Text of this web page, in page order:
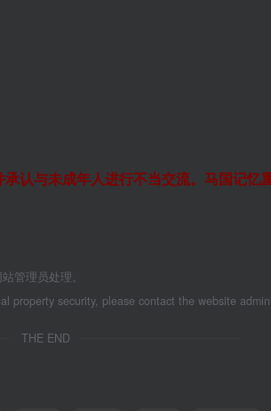
认与未成年人进行不当交流。马国记忆
管理员处理。
security, please contact the website
THE END